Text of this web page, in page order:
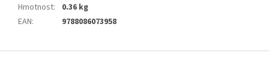
Hmotnost:
0.36 kg
EAN: 9788086073958